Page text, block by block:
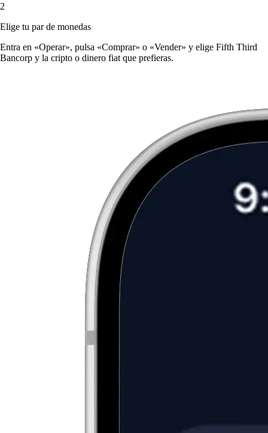
2
Elige tu par de monedas
Entra en «Operar», pulsa «Comprar» o «Vender» y elige Fifth Third
Bancorp y la cripto o dinero fiat que prefieras.